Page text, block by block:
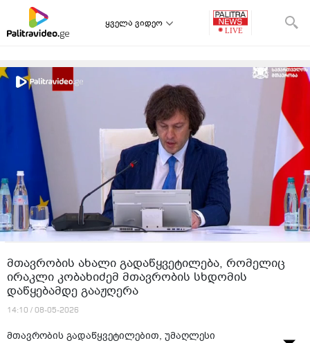
ყველა ვიდეო
მთავრობის ახალი გადაწყვეტილება, რომელიც
ირაკლი კობახიძემ მთავრობის სხდომის
დაწყებამდე გააჟღერა
14:10 / 08-05-2026
მთავრობის გადაწყვეტილებით, უმაღლესი